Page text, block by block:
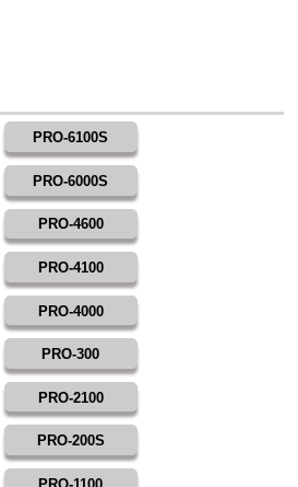
PRO-6100S
PRO-6000S
PRO-4600
PRO-4100
PRO-4000
PRO-300
PRO-2100
PRO-200S